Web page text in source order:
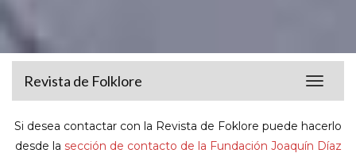
Toggle
Revista de Folklore
Si desea contactar con la Revista de Foklore puede hacerlo
desde la sección de contacto de la Fundación Joaquín Díaz